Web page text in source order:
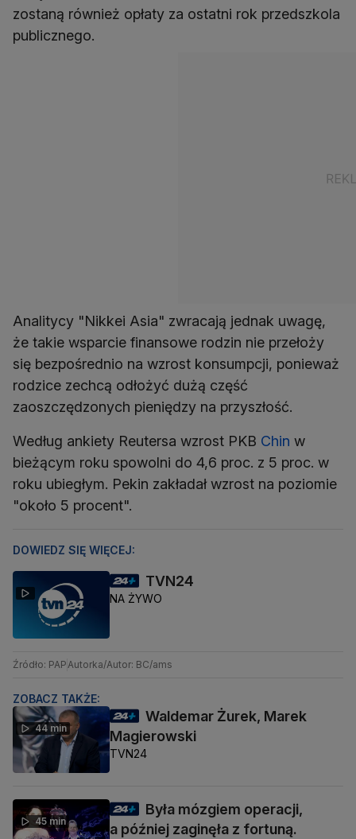
zostaną również opłaty za ostatni rok przedszkola
Analitycy "Nikkei Asia" zwracają jednak uwagę,
że takie wsparcie finansowe rodzin nie przełoży
się bezpośrednio na wzrost konsumpcji, ponieważ
rodzice zechcą odłożyć dużą część
Według ankiety Reutersa wzrost PKB Chin w
bieżącym roku spowolni do 4,6 proc. z 5 proc. w
roku ubiegłym. Pekin zakładał wzrost na poziomie
"około 5 procent".
DOWIEDZ SIĘ WIĘCEJ:
TVN24
NA ŻYWO
Źródło: PAP Autorka/Autor: BC/ams
ZOBACZ TAKŻE:
44 min
Waldemar Żurek, Marek
Magierowski
TVN24
45 min
Była mózgiem operacji,
a później zaginęła z fortuną.